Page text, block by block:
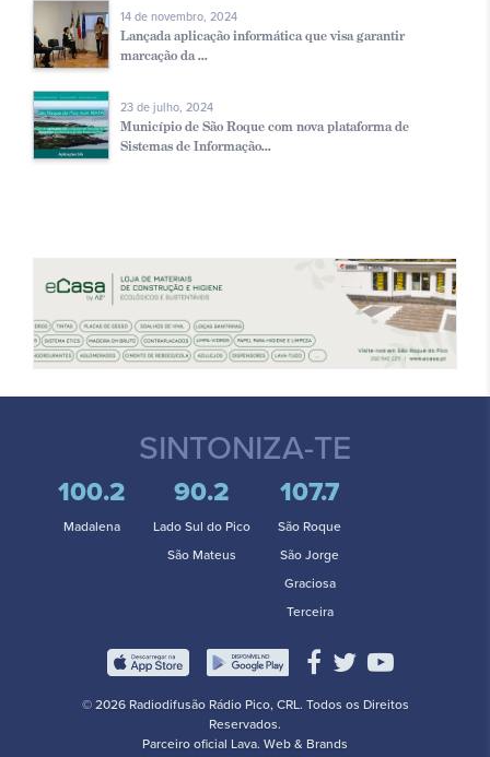
14 de novembro, 2024
Lançada aplicação informática que visa garantir
marcação da ...
23 de julho, 2024
Município de São Roque com nova plataforma de
Sistemas de Informação...
SINTONIZA-TE
100.2
Madalena
90.2
Lado Sul do Pico
São Mateus
107.7
São Roque
São Jorge
Graciosa
Terceira
© 2026 Radiodifusão Rádio Pico, CRL. Todos os Direitos
Reservados.
Parceiro oficial Lava. Web & Brands